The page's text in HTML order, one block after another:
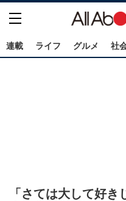
連載 ライフ グルメ 社
「さては大して好